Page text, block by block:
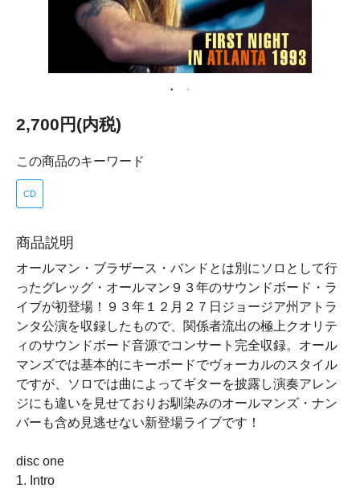
2,700円(内税)
この商品のキーワード
CD
商品説明
オールマン・ブラザース・バンドとは別にソロとして行
ったグレッグ・オールマン９３年のサウンドボード・ラ
イブが初登場！９３年１２月２７日ジョージア州アトラ
ンタ公演を収録したもので、関係者流出の極上クオリテ
ィのサウンドボード音源でコンサート完全収録。オール
マンズでは基本的にキーボードでヴォーカルのスタイル
ですが、ソロでは曲によってギターを披露し演奏アレン
ジにも違いを見せておりお馴染みのオールマンズ・ナン
バーも含め見逃せない新登場ライブです！
disc one
1. Intro